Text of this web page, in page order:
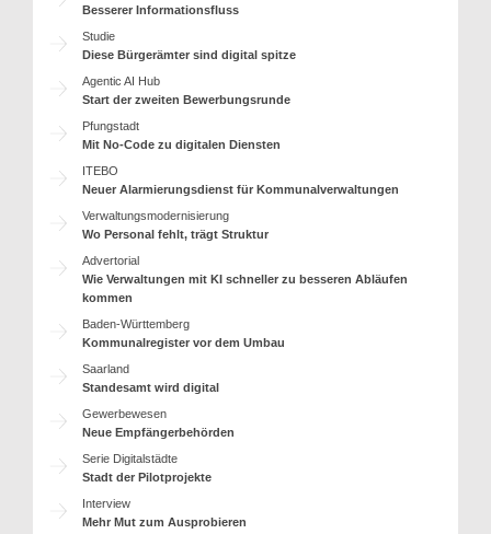
Besserer Informationsfluss
Studie
Diese Bürgerämter sind digital spitze
Agentic AI Hub
Start der zweiten Bewerbungsrunde
Pfungstadt
Mit No-Code zu digitalen Diensten
ITEBO
Neuer Alarmierungsdienst für Kommunalverwaltungen
Verwaltungsmodernisierung
Wo Personal fehlt, trägt Struktur
Advertorial
Wie Verwaltungen mit KI schneller zu besseren Abläufen
kommen
Baden-Württemberg
Kommunalregister vor dem Umbau
Saarland
Standesamt wird digital
Gewerbewesen
Neue Empfängerbehörden
Serie Digitalstädte
Stadt der Pilotprojekte
Interview
Mehr Mut zum Ausprobieren